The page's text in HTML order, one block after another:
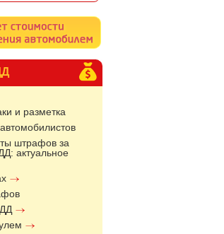
и разметка
штрафов за
актуальное